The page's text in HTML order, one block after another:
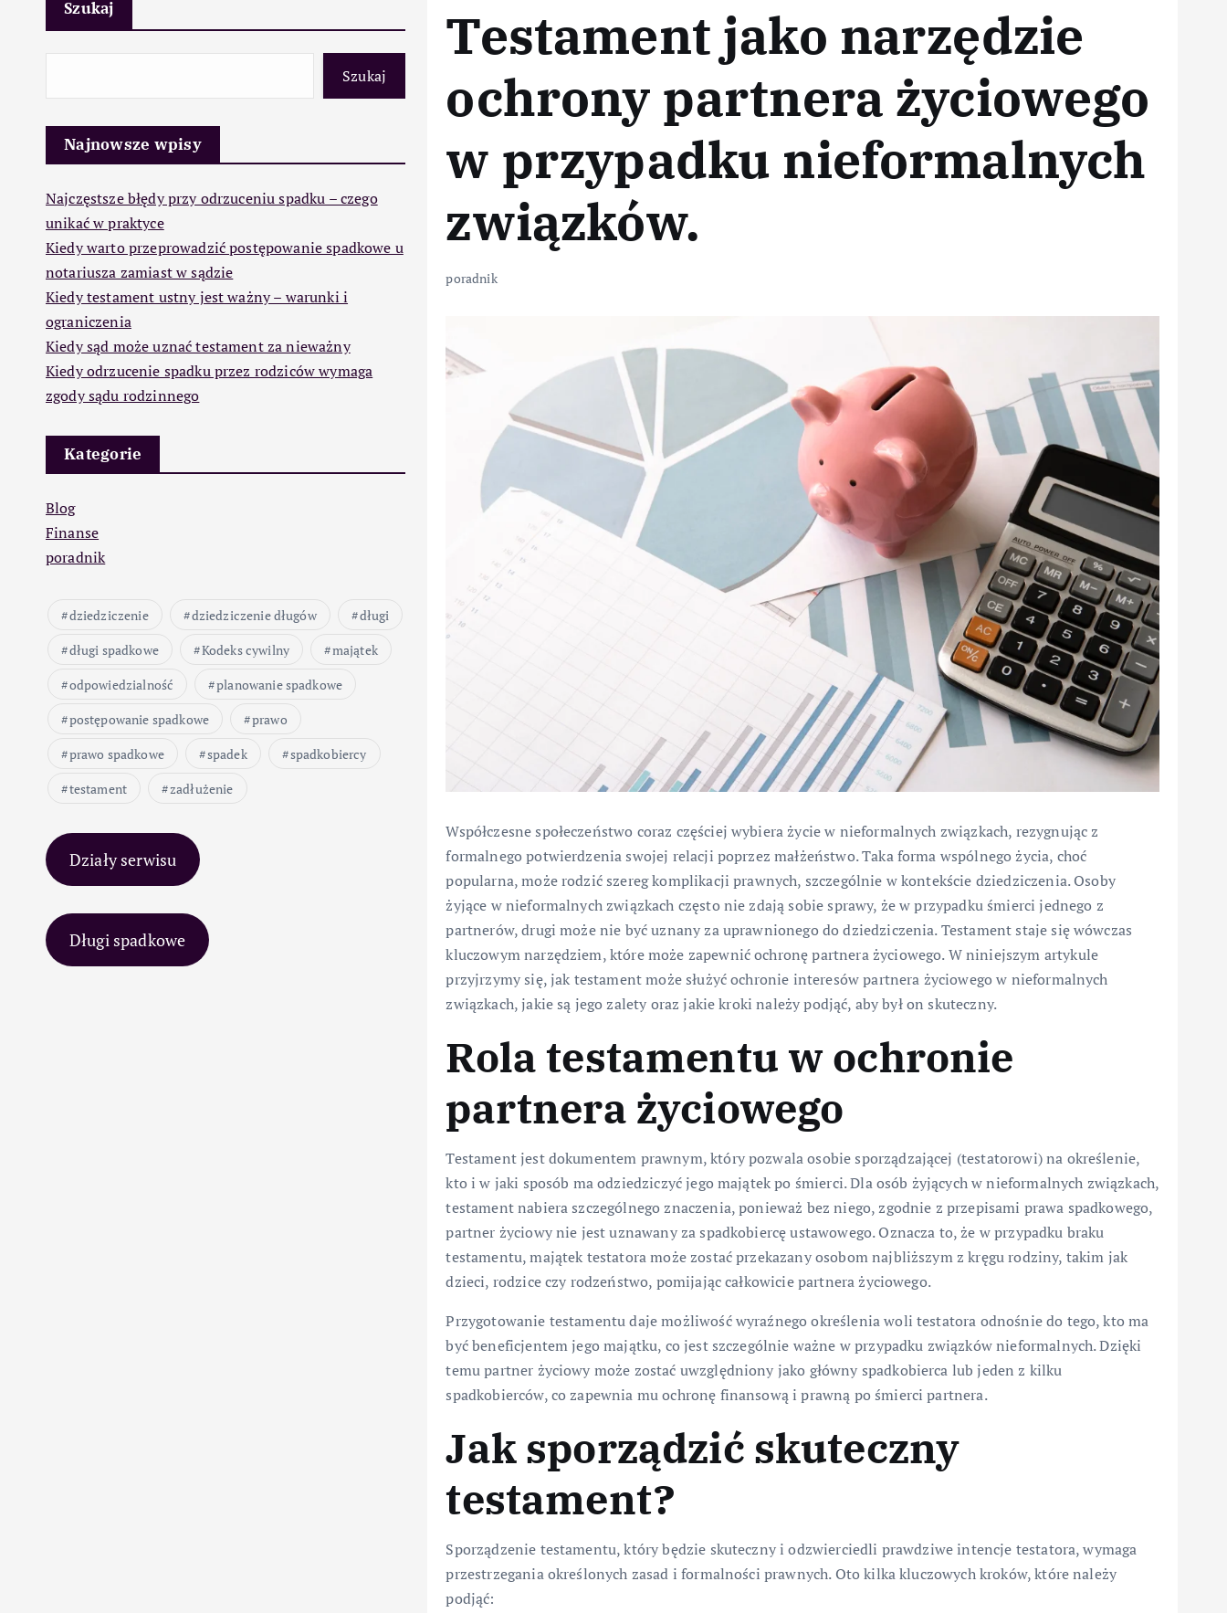
Szukaj
Szukaj
Najnowsze wpisy
Najczęstsze błędy przy odrzuceniu spadku – czego
unikać w praktyce
Kiedy warto przeprowadzić postępowanie spadkowe u
notariusza zamiast w sądzie
Kiedy testament ustny jest ważny – warunki i
ograniczenia
Kiedy sąd może uznać testament za nieważny
Kiedy odrzucenie spadku przez rodziców wymaga
zgody sądu rodzinnego
Kategorie
Blog
Finanse
poradnik
dziedziczenie dziedziczenie długów
długi
długi spadkowe
Kodeks cywilny
majątek
odpowiedzialność
planowanie spadkowe
postępowanie spadkowe
prawo
prawo spadkowe
spadek
spadkobiercy
testament
zadłużenie
Działy serwisu
Długi spadkowe
Testament jako narzędzie
ochrony partnera życiowego
w przypadku nieformalnych
związków.
poradnik
Współczesne społeczeństwo coraz częściej wybiera życie w nieformalnych związkach, rezygnując z
formalnego potwierdzenia swojej relacji poprzez małżeństwo. Taka forma wspólnego życia, choć
popularna, może rodzić szereg komplikacji prawnych, szczególnie w kontekście dziedziczenia. Osoby
żyjące w nieformalnych związkach często nie zdają sobie sprawy, że w przypadku śmierci jednego z
partnerów, drugi może nie być uznany za uprawnionego do dziedziczenia. Testament staje się wówczas
kluczowym narzędziem, które może zapewnić ochronę partnera życiowego. W niniejszym artykule
przyjrzymy się, jak testament może służyć ochronie interesów partnera życiowego w nieformalnych
związkach, jakie są jego zalety oraz jakie kroki należy podjąć, aby był on skuteczny.
Rola testamentu w ochronie
partnera życiowego
Testament jest dokumentem prawnym, który pozwala osobie sporządzającej (testatorowi) na określenie,
kto i w jaki sposób ma odziedziczyć jego majątek po śmierci. Dla osób żyjących w nieformalnych związkach,
testament nabiera szczególnego znaczenia, ponieważ bez niego, zgodnie z przepisami prawa spadkowego,
partner życiowy nie jest uznawany za spadkobiercę ustawowego. Oznacza to, że w przypadku braku
testamentu, majątek testatora może zostać przekazany osobom najbliższym z kręgu rodziny, takim jak
dzieci, rodzice czy rodzeństwo, pomijając całkowicie partnera życiowego.
Przygotowanie testamentu daje możliwość wyraźnego określenia woli testatora odnośnie do tego, kto ma
być beneficjentem jego majątku, co jest szczególnie ważne w przypadku związków nieformalnych. Dzięki
temu partner życiowy może zostać uwzględniony jako główny spadkobierca lub jeden z kilku
spadkobierców, co zapewnia mu ochronę finansową i prawną po śmierci partnera.
Jak sporządzić skuteczny
testament?
Sporządzenie testamentu, który będzie skuteczny i odzwierciedli prawdziwe intencje testatora, wymaga
przestrzegania określonych zasad i formalności prawnych. Oto kilka kluczowych kroków, które należy
podjąć: